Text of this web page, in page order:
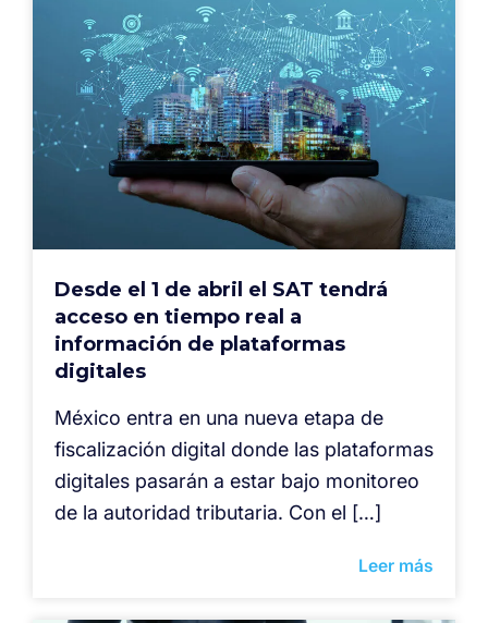
Desde el 1 de abril el SAT tendrá
acceso en tiempo real a
información de plataformas
digitales
México entra en una nueva etapa de
fiscalización digital donde las plataformas
digitales pasarán a estar bajo monitoreo
de la autoridad tributaria. Con el […]
Leer más